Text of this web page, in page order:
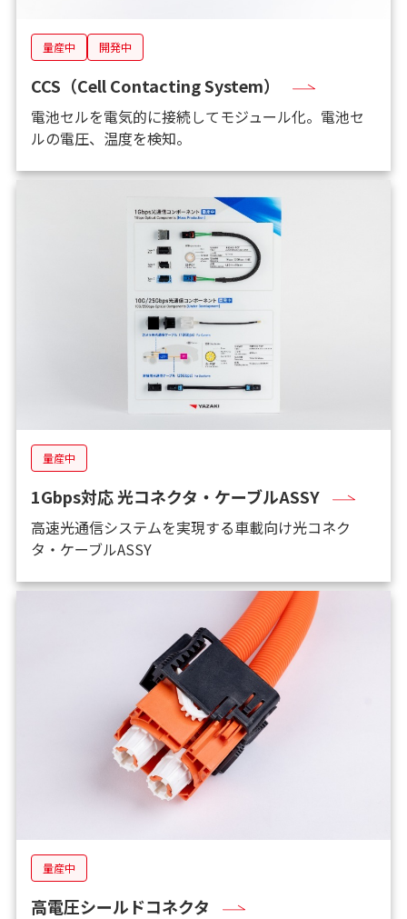
量産中 開発中
CCS（Cell Contacting System）
電池セルを電気的に接続してモジュール化。電池セ
ルの電圧、温度を検知。
量産中
1Gbps対応 光コネクタ・ケーブルASSY
高速光通信システムを実現する車載向け光コネク
タ・ケーブルASSY
量産中
高電圧シールドコネクタ